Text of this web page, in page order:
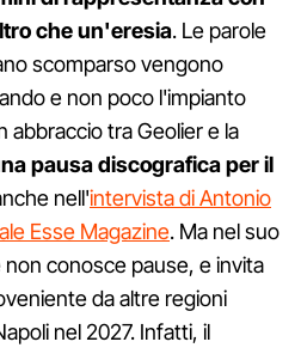
che un'eresia. Le parole
scomparso vengono
e non poco l'impianto
abbraccio tra Geolier e la
pausa discografica per il
nell'intervista di Antonio
Esse Magazine. Ma nel suo
conosce pause, e invita
da altre regioni
nel 2027. Infatti, il